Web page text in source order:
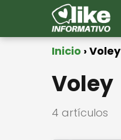
Inicio Voley
Voley
4 artículos